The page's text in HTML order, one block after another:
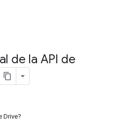
de la API de
Drive?